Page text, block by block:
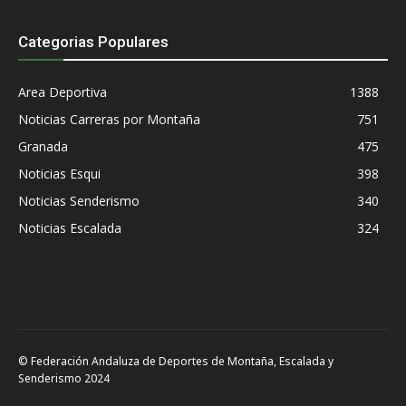
Categorias Populares
Area Deportiva
1388
Noticias Carreras por Montaña
751
Granada
475
Noticias Esqui
398
Noticias Senderismo
340
Noticias Escalada
324
© Federación Andaluza de Deportes de Montaña, Escalada y
Senderismo 2024